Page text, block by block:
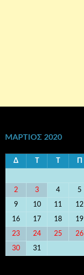
ΜΆΡΤΙΟΣ 2020
Δ
2 3 4 5
9 10 11 12
16 17 18 19
23 24 25 26
30 31